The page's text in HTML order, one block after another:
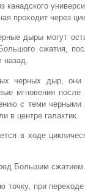
проходит через
дыры могут
сжатия,
назад.
черных дыр,
мгновения
с теми черными
в центре галактик.
в ходе
Большим сжатием.
точку, при